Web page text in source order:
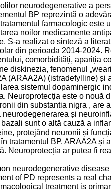
neurodegenerative a
BP reprezintă o
farmacologic este
noilor medicamente
S-a realizat o sinteză a
din perioada 2014-2024.
comorbidități, apariția
diskinezia, fenomenul
(ARAA2A) (istradefylline) și
sistemul dopaminergic
Neuroprotecția este o nouă
din substantia nigra , are
și
sunt o altă cauză a
protejând neuronii și
tratamentul BP. ARAA2A și
Neuroprotecția ar putea fi
neurodegenerative
of PD represents a real
treatment is